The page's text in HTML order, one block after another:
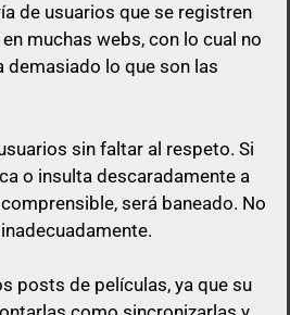
a la vista, ni en spoiler y sólo
en el momento que otro
su post con un comentario
con el mismo post.
no vale «pásame el
a mensajes escuetos de
de usuarios que se registren
muchas webs, con lo cual no
demasiado lo que son las
sin faltar al respeto. Si
o insulta descaradamente a
será baneado. No
posts de películas, ya que su